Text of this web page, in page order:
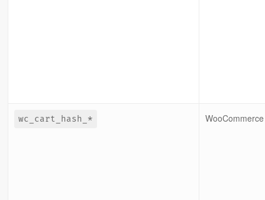
wc_cart_hash_* WooCommerce